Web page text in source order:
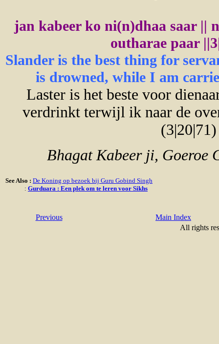
jan kabeer ko ni(n)dhaa saar ||
outharae paar
Slander is the best thing for
is drowned, while I am
Laster is het beste voor
verdrinkt terwijl ik naar de
(3|20|71)
Bhagat Kabeer ji, Goeroe
See Also : De Koning op bezoek bij Guru Gobind Singh
: Gurduara : Een plek om te leren voor Sikhs
Previous
Main Index
All rights